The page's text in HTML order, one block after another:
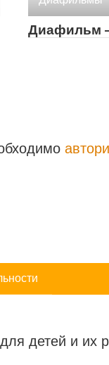
Диафильм
детей и их